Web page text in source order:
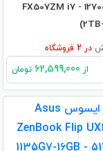
FX507ZM i7 -
در فروشگاه
از تومان